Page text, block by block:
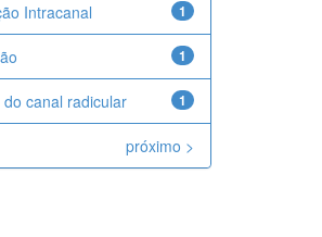
1
Intracanal
1
1
do canal radicular
próximo >